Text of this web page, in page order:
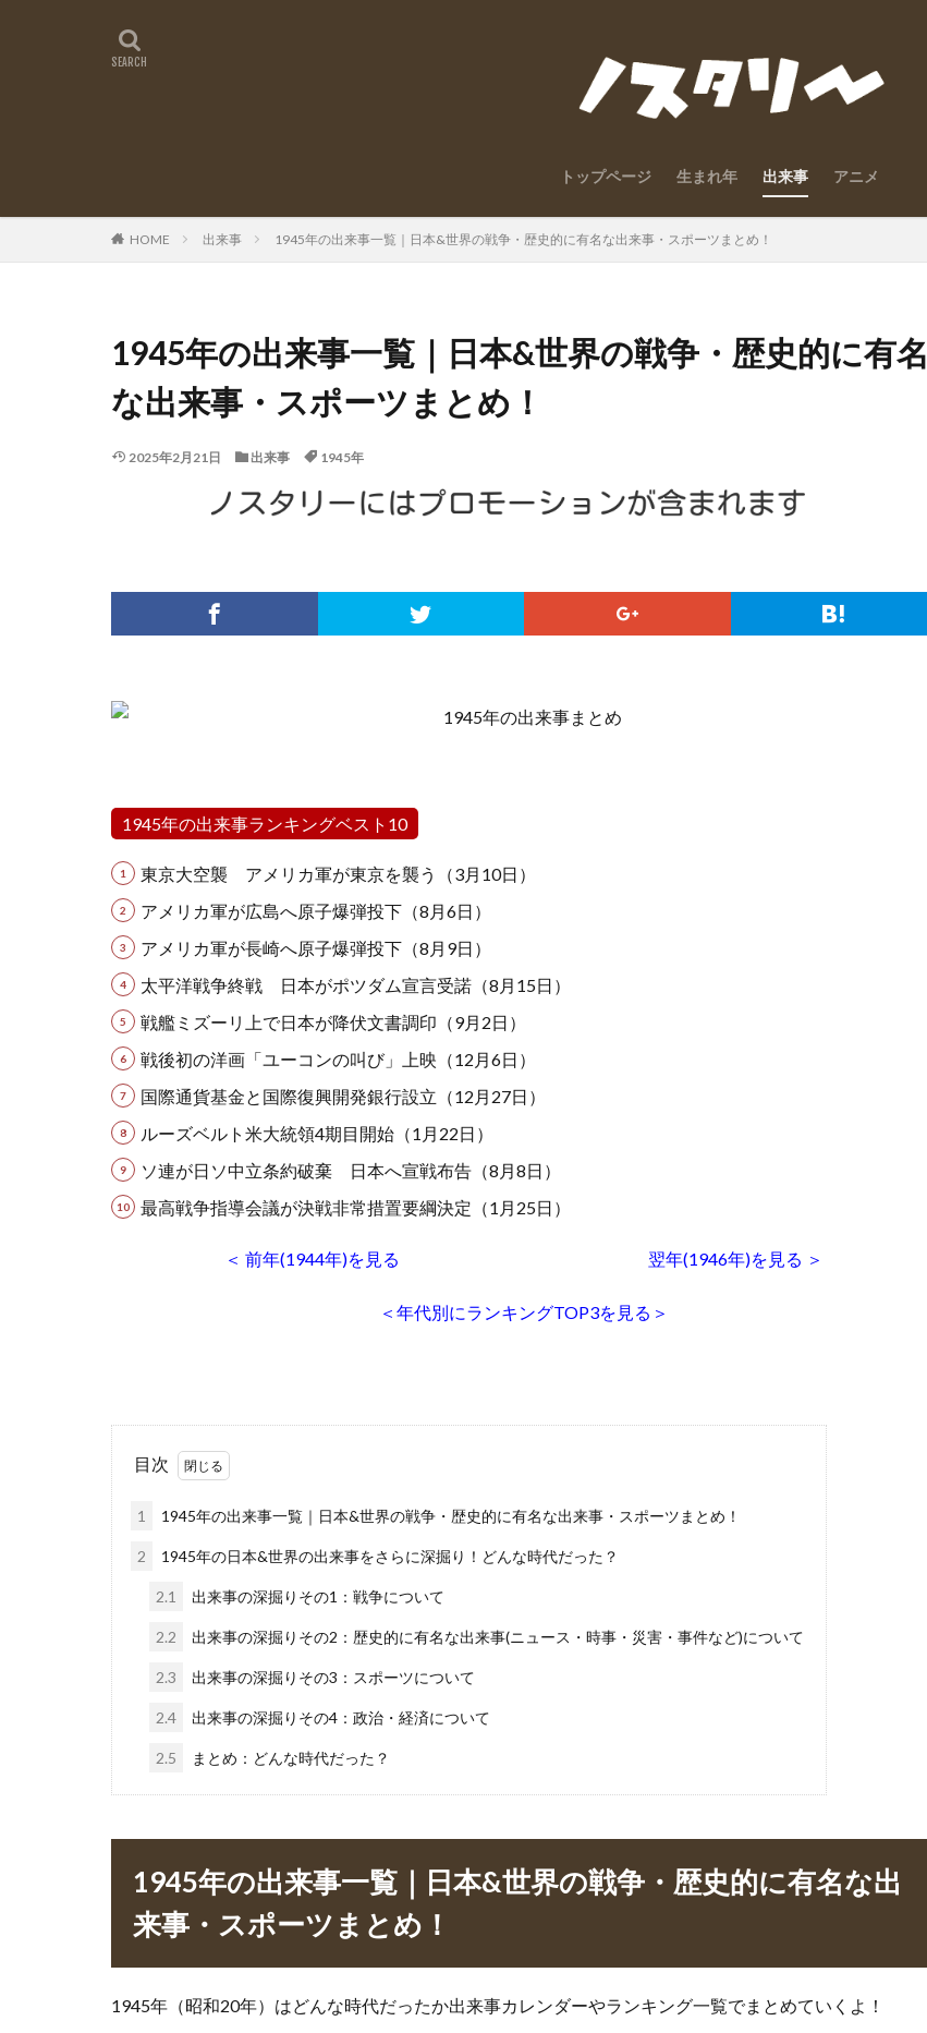
トップページ 生まれ年 出来事 アニメ
HOME 出来事 1945年の出来事一覧｜日本&世界の戦争・歴史的に有名な出来事・スポーツまとめ！
1945年の出来事一覧｜日本&世界の戦争・歴史的に有名
な出来事・スポーツまとめ！
2025年2月21日 出来事 1945年
1945年の出来事ランキングベスト10
東京大空襲 アメリカ軍が東京を襲う（3月10日）
アメリカ軍が広島へ原子爆弾投下（8月6日）
アメリカ軍が長崎へ原子爆弾投下（8月9日）
太平洋戦争終戦 日本がポツダム宣言受諾（8月15日）
戦艦ミズーリ上で日本が降伏文書調印（9月2日）
戦後初の洋画「ユーコンの叫び」上映（12月6日）
国際通貨基金と国際復興開発銀行設立（12月27日）
ルーズベルト米大統領4期目開始（1月22日）
ソ連が日ソ中立条約破棄 日本へ宣戦布告（8月8日）
最高戦争指導会議が決戦非常措置要綱決定（1月25日）
＜ 前年(1944年)を見る 翌年(1946年)を見る ＞
＜年代別にランキングTOP3を見る＞
目次
1 1945年の出来事一覧｜日本&世界の戦争・歴史的に有名な出来事・スポーツまとめ！
2 1945年の日本&世界の出来事をさらに深掘り！どんな時代だった？
2.1 出来事の深掘りその1：戦争について
2.2 出来事の深掘りその2：歴史的に有名な出来事(ニュース・時事・災害・事件など)について
2.3 出来事の深掘りその3：スポーツについて
2.4 出来事の深掘りその4：政治・経済について
2.5 まとめ：どんな時代だった？
1945年の出来事一覧｜日本&世界の戦争・歴史的に有名な出
来事・スポーツまとめ！
1945年（昭和20年）はどんな時代だったか出来事カレンダーやランキング一覧でまとめていくよ！